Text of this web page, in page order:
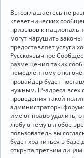
Вы соглашаетесь не
клеветнических
призывов к
могут нарушить
предоставляет услуги
Русскоязычное
размещения таких
немедленному
провайдер будет
нужным. IP-адреса
проведения такой
администраторы
имеют право удалить,
любую тему в любое
пользователь вы
будет храниться в
открыта третьим